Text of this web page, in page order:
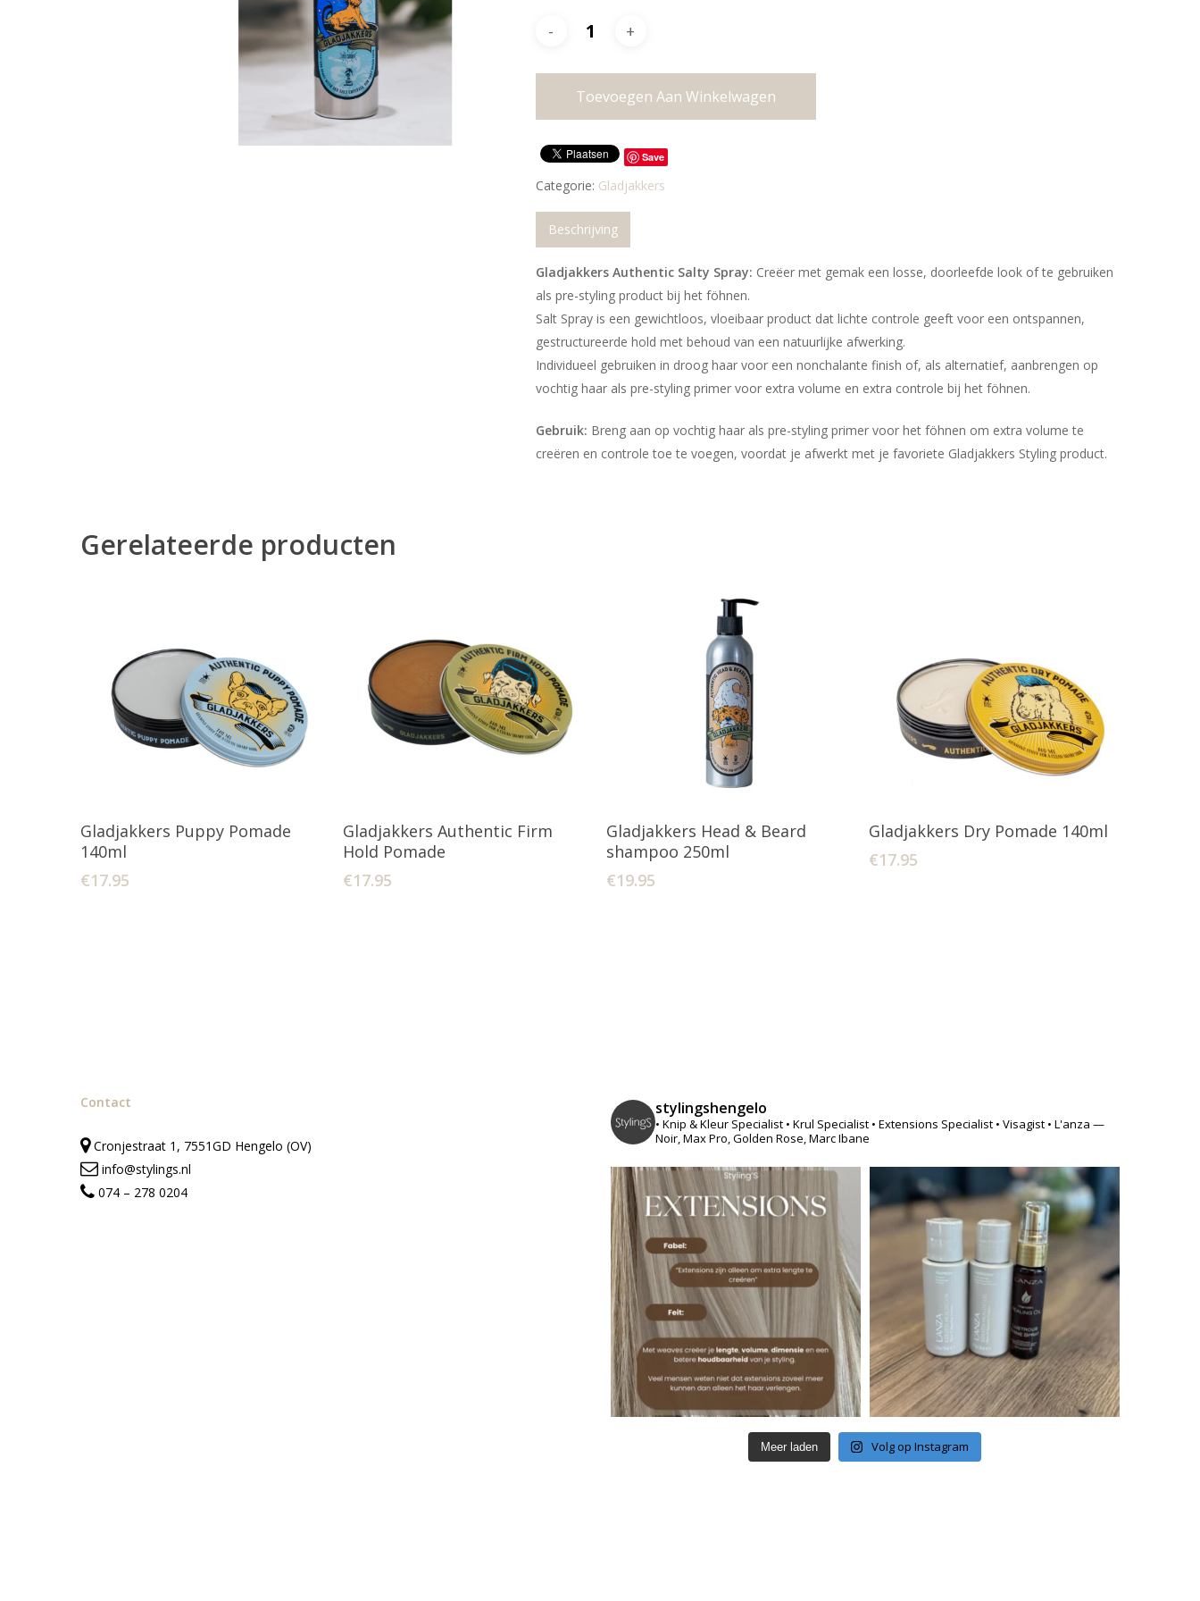
Toevoegen Aan Winkelwagen
Save
Categorie: Gladjakkers
Beschrijving
Gladjakkers Authentic Salty Spray: Creëer met gemak een losse, doorleefde look of te gebruiken
als pre-styling product bij het föhnen.
Salt Spray is een gewichtloos, vloeibaar product dat lichte controle geeft voor een ontspannen,
gestructureerde hold met behoud van een natuurlijke afwerking.
Individueel gebruiken in droog haar voor een nonchalante finish of, als alternatief, aanbrengen op
vochtig haar als pre-styling primer voor extra volume en extra controle bij het föhnen.
Gebruik: Breng aan op vochtig haar als pre-styling primer voor het föhnen om extra volume te
creëren en controle toe te voegen, voordat je afwerkt met je favoriete Gladjakkers Styling product.
Gerelateerde producten
Toevoegen Aan Winkelwagen
Gladjakkers Puppy Pomade
140ml
€17.95
Toevoegen Aan Winkelwagen
Gladjakkers Authentic Firm
Hold Pomade
€17.95
Toevoegen Aan Winkelwagen
Gladjakkers Head & Beard
shampoo 250ml
€19.95
Toevoegen Aan Winkelwagen
Gladjakkers Dry Pomade 140ml
€17.95
Contact
Cronjestraat 1, 7551GD Hengelo (OV)
info@stylings.nl
074 – 278 0204
stylingshengelo
• Knip & Kleur Specialist • Krul Specialist• Extensions Specialist• Visagist• L'anza —
Noir, Max Pro, Golden Rose, Marc Ibane
Meer laden Volg op Instagram